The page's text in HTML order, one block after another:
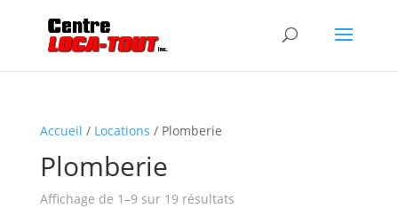
Accueil / Locations / Plomberie
Plomberie
Affichage de 1–9 sur 19 résultats